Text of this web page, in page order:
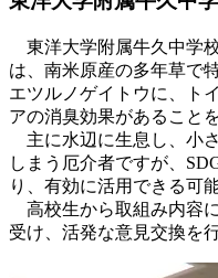
東洋大学附属牛久中学
は、南米原産の多年草で
エツルノゲイトウに、ト
アの消臭効果があること
主に水辺に生息し、小
しまう厄介者ですが、
り、有効に活用できる可
高校生から取組み内容
受け、活発な意見交換を